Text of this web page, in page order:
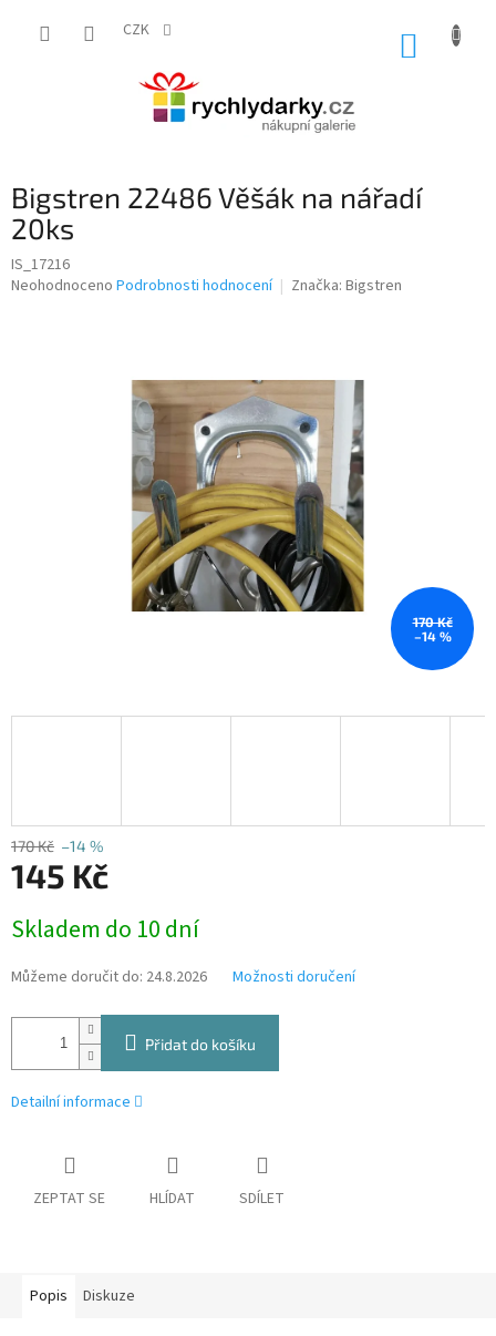
CZK
Bigstren 22486 Věšák na nářadí
20ks
IS_17216
Průměrné
Neohodnoceno Podrobnosti hodnocení Značka: Bigstren
170 Kč
–14 %
170 Kč –14 %
145 Kč
cena:
Skladem do 10 dní
Můžeme doručit do: 24.8.2026 Možnosti doručení
Přidat do košíku
Detailní informace
ZEPTAT SE HLÍDAT SDÍLET
Popis Diskuze